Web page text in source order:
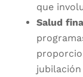
que
Salud
jubilación